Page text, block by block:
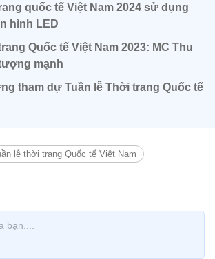
quốc tế Việt Nam 2024 sử dụng
hình LED
Quốc tế Việt Nam 2023: MC Thu
mạnh
tham dự Tuần lễ Thời trang Quốc tế
lễ thời trang Quốc tế Việt Nam